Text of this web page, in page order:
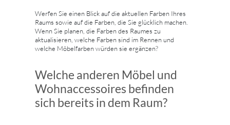
Werfen Sie einen Blick auf die aktuellen Farben Ihres
Raums sowie auf die Farben, die Sie glücklich machen.
Wenn Sie planen, die Farben des Raumes zu
aktualisieren, welche Farben sind im Rennen und
welche Möbelfarben würden sie ergänzen?
Welche anderen Möbel und
Wohnaccessoires befinden
sich bereits in dem Raum?